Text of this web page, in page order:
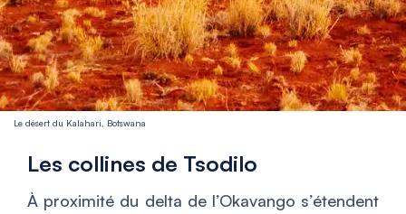
Le désert du Kalahari, Botswana
Les collines de Tsodilo
À proximité du delta de l’Okavango s’étendent